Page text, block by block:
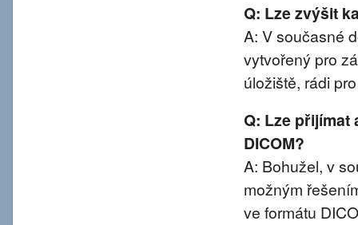
Q: Lze zvýšit
A: V současné
vytvořený pro
úložiště, rádi
Q: Lze přijímat
DICOM?
A: Bohužel, v
možným
ve formátu